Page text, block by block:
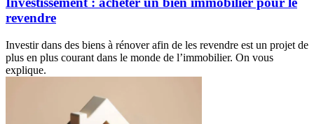
revendre
Investir dans des biens à rénover afin de les revendre est un projet de
plus en plus courant dans le monde de l’immobilier. On vous
explique.